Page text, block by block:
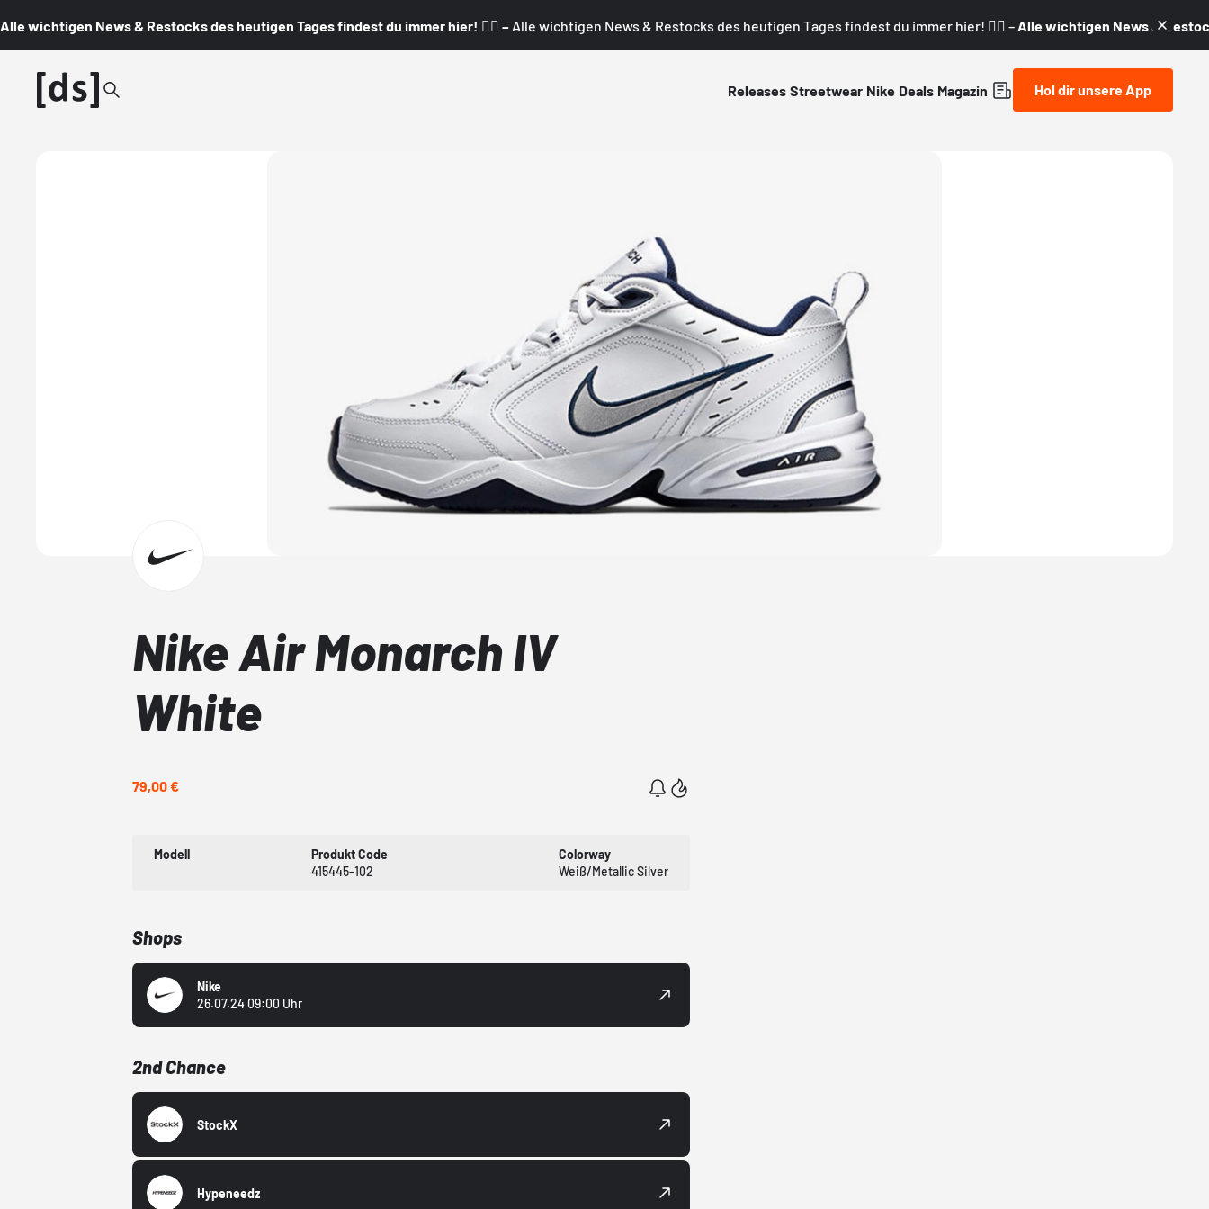
Alle wichtigen News & Restocks des heutigen Tages findest du immer hier! 👇🏼 – Alle wichtigen News & Restocks des heutigen Tages findest du immer hier! 👇🏼 – Alle wichtigen News &
Releases Streetwear Nike Deals Magazin Hol dir unsere App
Nike Air Monarch IV
White
79,00 €
Modell
Produkt Code
415445-102
Colorway
Weiß/Metallic Silver
Shops
Nike
26.07.24 09:00 Uhr
2nd Chance
StockX
Hypeneedz